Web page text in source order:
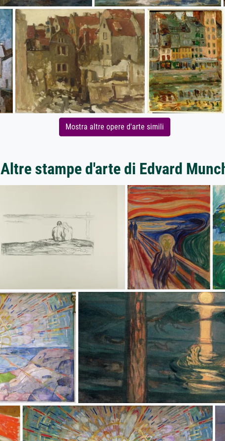
Mostra altre opere d'arte simili
Altre stampe d'arte di Edvard